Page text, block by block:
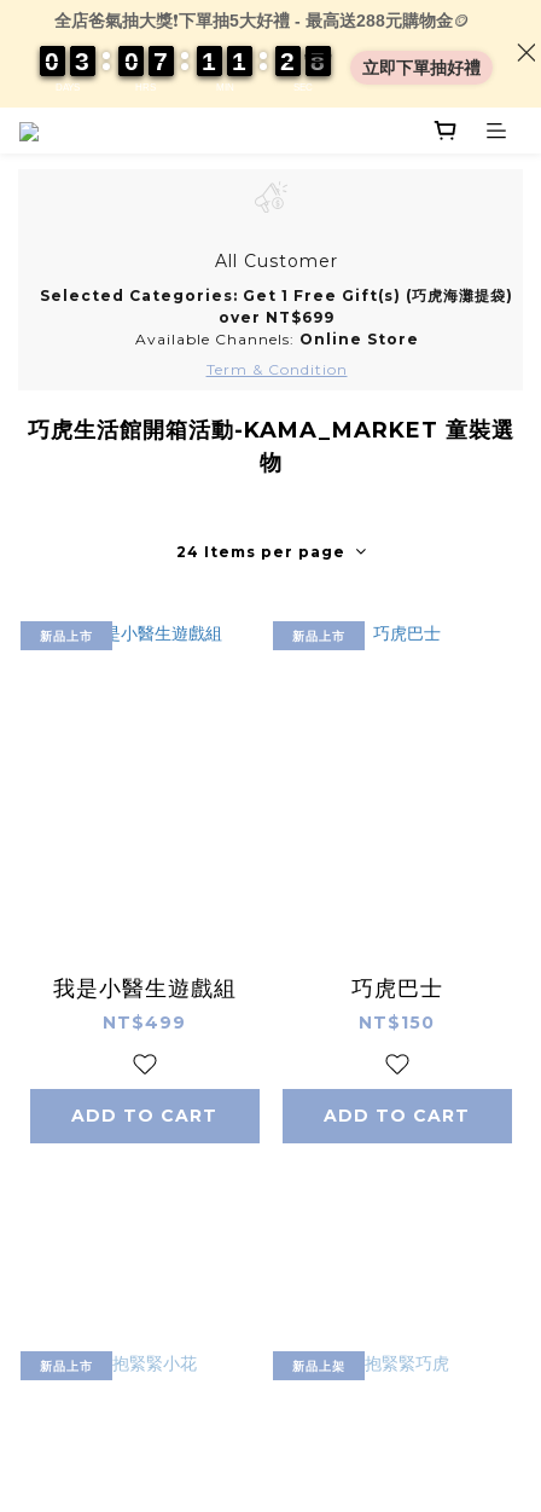
All Customer
Selected Categories: Get 1 Free Gift(s) (巧虎海灘提袋)
over NT$699
Available Channels: Online Store
Term & Condition
巧虎生活館開箱活動-KAMA_MARKET 童裝選
物
24 Items per page
新品上市
我是小醫生遊戲組
NT$499
ADD TO CART
新品上市
巧虎巴士
NT$150
ADD TO CART
新品上市 新品上架
全店爸氣抽大獎❗下單抽5大好禮 - 最高送288元購物金🪙
DAYS
0
0
0
0 3
3
3
3
HRS
0
0
0
0 7
7
7
7
MIN
1
1
1
1 1
1
1
1
SEC
2
2
2
2 0
0
7
7
7
7 立即下單抽好禮